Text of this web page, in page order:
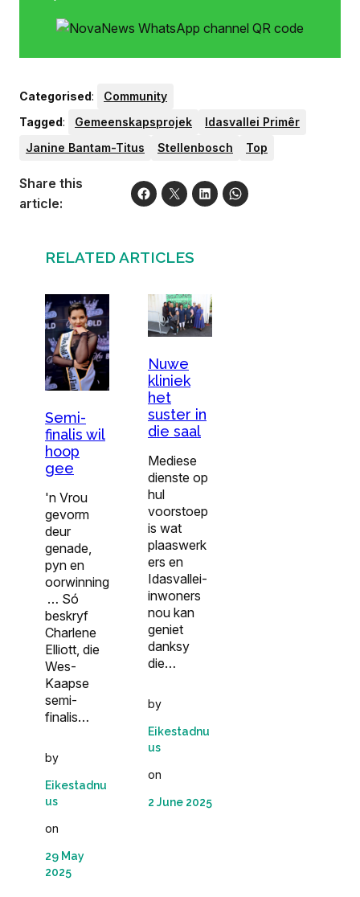
Categorised:
Community
Tagged: Gemeenskapsprojek
Idasvallei Primêr
Janine Bantam-Titus
Stellenbosch Top
Share this
article:
RELATED ARTICLES
Semi-
finalis wil
hoop
gee
'n Vrou
gevorm
deur
genade,
pyn en
oorwinning
… Só
beskryf
Charlene
Elliott, die
Wes-
Kaapse
semi-
finalis…
by
Eikestadnu
us
on
29 May
2025
Nuwe
kliniek
het
suster in
die saal
Mediese
dienste op
hul
voorstoep
is wat
plaaswerk
ers en
Idasvallei-
inwoners
nou kan
geniet
danksy
die…
by
Eikestadnu
us
on
2 June 2025